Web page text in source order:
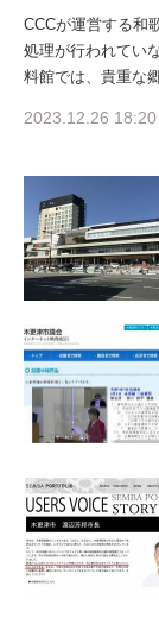
CCCが運営する和
処理が行われてい
料館では、貴重な
2023.12.26 18:20